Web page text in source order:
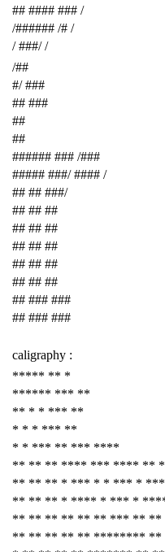
## #### ### /
/###### /# /
/ ###/ /
/##
#/ ###
## ###
##
##
###### ### /###
##### ###/ #### /
## ## ###/
## ## ##
## ## ##
## ## ##
## ## ##
## ## ##
## ### ###
## ### ###
caligraphy :
***** ** *
****** *** **
** * * *** **
* * * *** **
* * *** ** *** ****
** ** ** **** *** **** **
** ** ** * *** * * *** *
** ** ** * **** * *** *
** ** ** ** ** ** *** ** **
** ** ** ** ** ******** **